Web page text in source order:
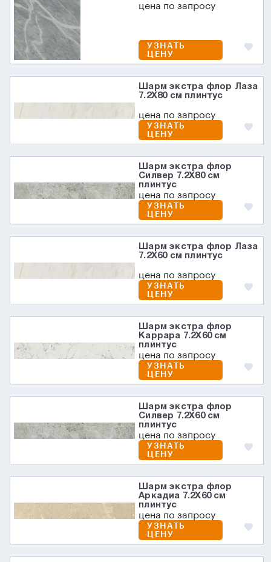
цена по запросу
УЗНАТЬ
ЦЕНУ
Шарм экстра флор Лаза
7.2X80 см плинтус
цена по запросу
УЗНАТЬ
ЦЕНУ
Шарм экстра флор
Силвер 7.2X80 см
плинтус
цена по запросу
УЗНАТЬ
ЦЕНУ
Шарм экстра флор Лаза
7.2X60 см плинтус
цена по запросу
УЗНАТЬ
ЦЕНУ
Шарм экстра флор
Каррара 7.2X60 см
плинтус
цена по запросу
УЗНАТЬ
ЦЕНУ
Шарм экстра флор
Силвер 7.2X60 см
плинтус
цена по запросу
УЗНАТЬ
ЦЕНУ
Шарм экстра флор
Аркадиа 7.2X60 см
плинтус
цена по запросу
УЗНАТЬ
ЦЕНУ